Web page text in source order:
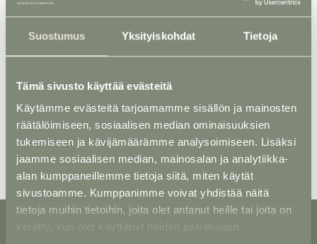
Suostumus Yksityiskohdat Tietoja
Tämä sivusto käyttää evästeitä
Käytämme evästeitä tarjoamamme sisällön ja mainosten
räätälöimiseen, sosiaalisen median ominaisuuksien
tukemiseen ja kävijämäärämme analysoimiseen. Lisäksi
jaamme sosiaalisen median, mainosalan ja analytiikka-
alan kumppaneillemme tietoja siitä, miten käytät
sivustoamme. Kumppanimme voivat yhdistää näitä
tietoja muihin tietoihin, joita olet antanut heille tai joita on
kerätty, kun olet käyttänyt heidän palvelujaan.
Arkku 24 - Tammi T-82